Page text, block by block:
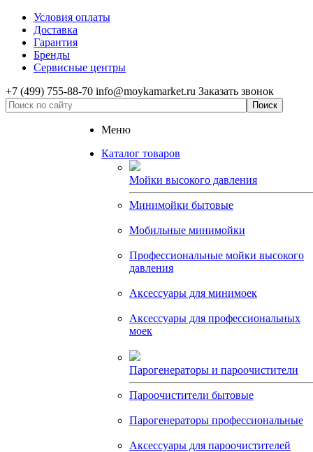
Условия оплаты
Доставка
Гарантия
Бренды
Сервисные центры
+7 (499) 755-88-70 info@moykamarket.ru Заказать звонок
Меню
Каталог товаров
Мойки высокого давления
Минимойки бытовые
Мобильные минимойки
Профессиональные мойки высокого
давления
Аксессуары для минимоек
Аксессуары для профессиональных
моек
Парогенераторы и пароочистители
Пароочистители бытовые
Парогенераторы профессиональные
Аксессуары для пароочистителей